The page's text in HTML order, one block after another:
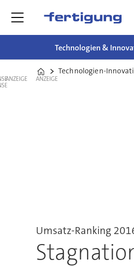
Technologien &
Home
Technologien-
ANZEIGE ANZEIGE
Umsatz-Ranking